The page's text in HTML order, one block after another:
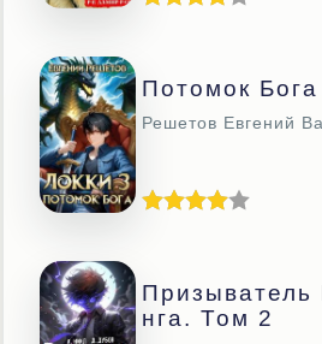
Потомок Бога
Решетов Евгений
Призыватель
Нга. Том 2